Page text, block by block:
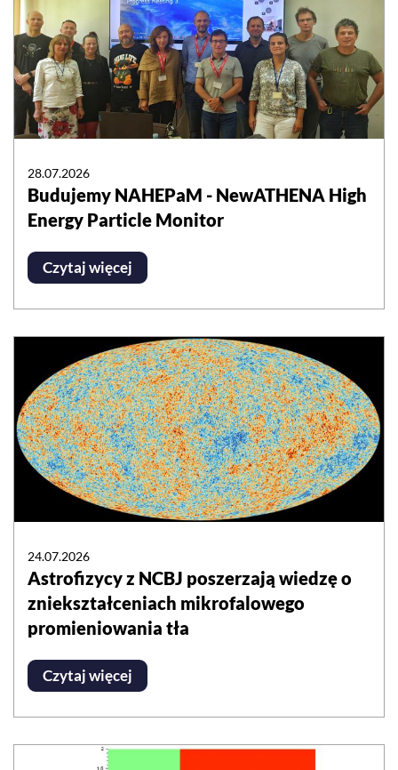
28.07.2026
Budujemy NAHEPaM - NewATHENA High
Energy Particle Monitor
Czytaj więcej
24.07.2026
Astrofizycy z NCBJ poszerzają wiedzę o
zniekształceniach mikrofalowego
promieniowania tła
Czytaj więcej